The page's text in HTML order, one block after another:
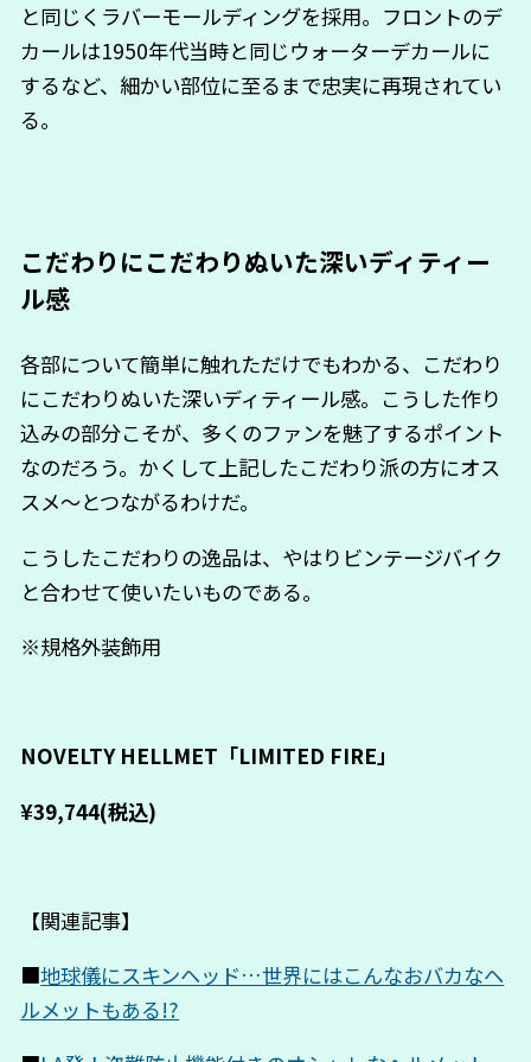
と同じくラバーモールディングを採用。フロントのデ
カールは1950年代当時と同じウォーターデカールに
するなど、細かい部位に至るまで忠実に再現されてい
る。
こだわりにこだわりぬいた深いディティー
ル感
各部について簡単に触れただけでもわかる、こだわり
にこだわりぬいた深いディティール感。こうした作り
込みの部分こそが、多くのファンを魅了するポイント
なのだろう。かくして上記したこだわり派の方にオス
スメ〜とつながるわけだ。
こうしたこだわりの逸品は、やはりビンテージバイク
と合わせて使いたいものである。
※規格外装飾用
NOVELTY HELLMET「LIMITED FIRE」
¥39,744(税込)
【関連記事】
■地球儀にスキンヘッド…世界にはこんなおバカなヘ
ルメットもある!?